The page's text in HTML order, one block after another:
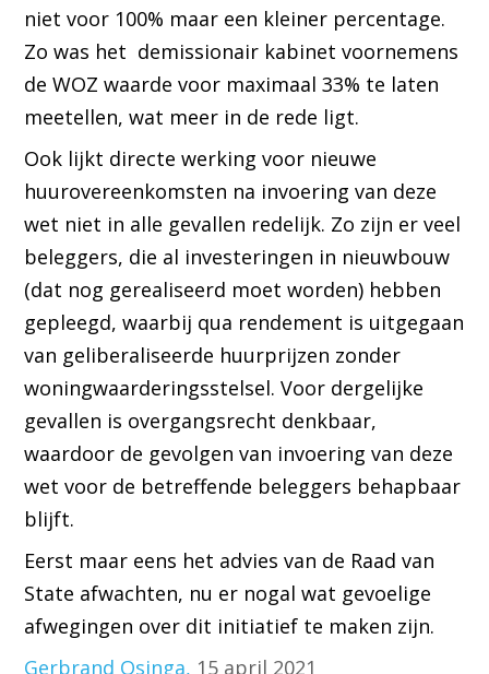
niet voor 100% maar een kleiner percentage.
Zo was het demissionair kabinet voornemens
de WOZ waarde voor maximaal 33% te laten
meetellen, wat meer in de rede ligt.
Ook lijkt directe werking voor nieuwe
huurovereenkomsten na invoering van deze
wet niet in alle gevallen redelijk. Zo zijn er veel
beleggers, die al investeringen in nieuwbouw
(dat nog gerealiseerd moet worden) hebben
gepleegd, waarbij qua rendement is uitgegaan
van geliberaliseerde huurprijzen zonder
woningwaarderingsstelsel. Voor dergelijke
gevallen is overgangsrecht denkbaar,
waardoor de gevolgen van invoering van deze
wet voor de betreffende beleggers behapbaar
blijft.
Eerst maar eens het advies van de Raad van
State afwachten, nu er nogal wat gevoelige
afwegingen over dit initiatief te maken zijn.
Gerbrand Osinga, 15 april 2021